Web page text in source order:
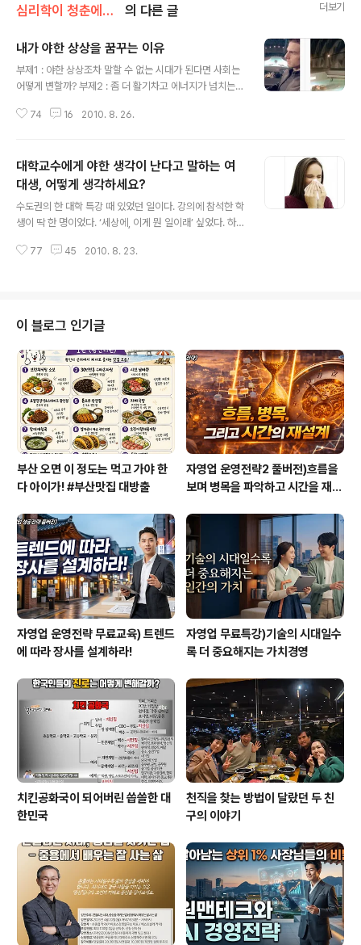
심리학이 청춘에게 묻다 의 다른 글 더보기
내가 야한 상상을 꿈꾸는 이유
부제1 : 야한 상상조차 말할 수 없는 시대가 된다면 사회는
어떻게 변할까? 부제2 : 좀 더 활기차고 에너지가 넘치는
으로 한 영화 『마이너리티리포트』를 보면 범죄를 사전에
살해 동기가 포착되면 즉각적으로 범인을 체포할 수 있는
시스템이다. 이 영화에서는 범죄를 상상하는 것만으로도
‘범죄자’라는 낙인이 찍히게 된다. (Daum 영화 '마이너리
티 리포트' 중에서 화면 캡쳐) 그렇다면 우리는 어떤가. 심
지어 사랑하는 사람조차 가끔은 죽이고 싶을 정도로 미워
질 때가 있지 않은가. 이처럼 우리는 살아가면서 번번이 잠
74 16 2010. 8. 26.
대학교수에게 야한 생각이 난다고 말하는 여
대생, 어떻게 생각하세요?
수도권의 한 대학 특강 때 있었던 일이다. 강의에 참석한 학
생이 딱 한 명이었다. ‘세상에, 이게 뭔 일이래’ 싶었다. 하지
준 그 여학생이 고맙기도 했다. 한 명이라도 좋으니 열심히
식으로 강의를 풀어나가기 시작했다. 처음에는 썰렁했는데
열정적으로 이야기에 빠져들어 1시간 30분이 훌쩍 지나고
있었다. 어느새 마칠 시간이었다. 마지막으로 질문이 있냐
고 묻자 그녀가 몇 가지 질문을 던졌다. 그렇게 질문과 응답
이 오고 가면서 예정된 시간이 끝나가고 있었다. 그런데 나
환상 양이 영 일어설 생각을..
77 45 2010. 8. 23.
이 블로그 인기글
부산 오면 이 정도는 먹고 가야 한
다 아이가! #부산맛집 대방출
자영업 운영전략2 풀버전)흐름을
보며 병목을 파악하고 시간을 재설
자영업 운영전략 무료교육) 트렌드
에 따라 장사를 설계하라!
자영업 무료특강)기술의 시대일수
록 더 중요해지는 가치경영
치킨공화국이 되어버린 씁쓸한 대
한민국
천직을 찾는 방법이 달랐던 두 친
구의 이야기